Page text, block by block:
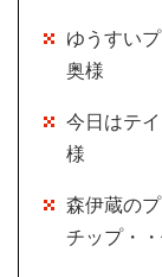
ゆうすい
奥様
今日はテ
様
森伊蔵の
チップ・